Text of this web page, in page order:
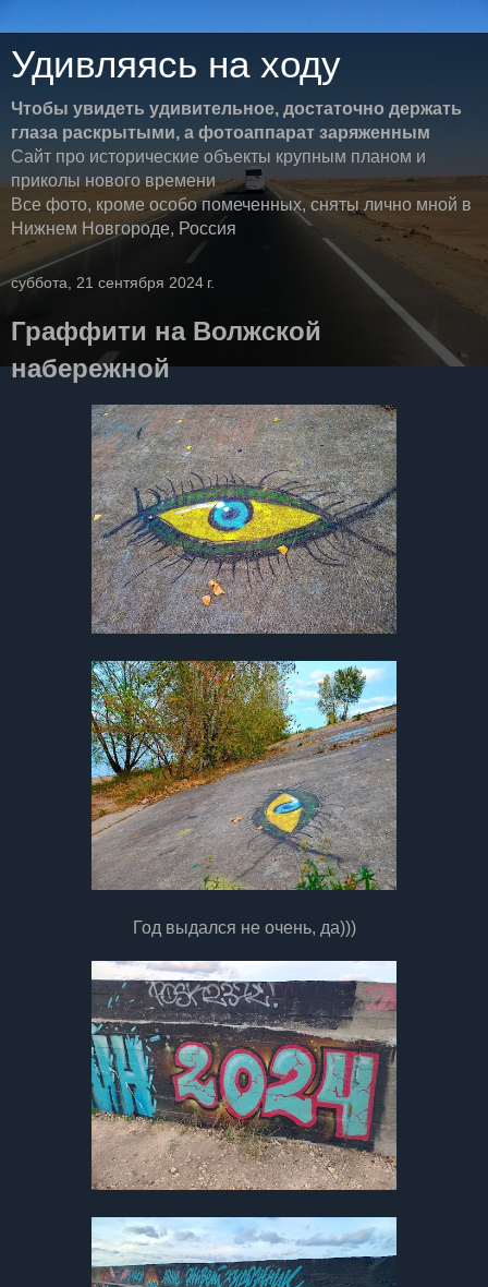
Удивляясь на ходу
Чтобы увидеть удивительное, достаточно держать
глаза раскрытыми, а фотоаппарат заряженным
Сайт про исторические объекты крупным планом и
приколы нового времени
Все фото, кроме особо помеченных, сняты лично мной в
Нижнем Новгороде, Россия
суббота, 21 сентября 2024 г.
Граффити на Волжской
набережной
Год выдался не очень, да)))